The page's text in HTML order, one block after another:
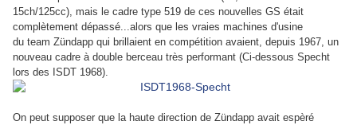
15ch/125cc), mais le cadre type 519 de ces nouvelles GS était
complètement dépassé...alors que les vraies machines d'usine
du team Zündapp qui brillaient en compétition avaient, depuis 1967, un
nouveau cadre à double berceau très performant (Ci-dessous Specht
lors des ISDT 1968).
On peut supposer que la haute direction de Zündapp avait espèré